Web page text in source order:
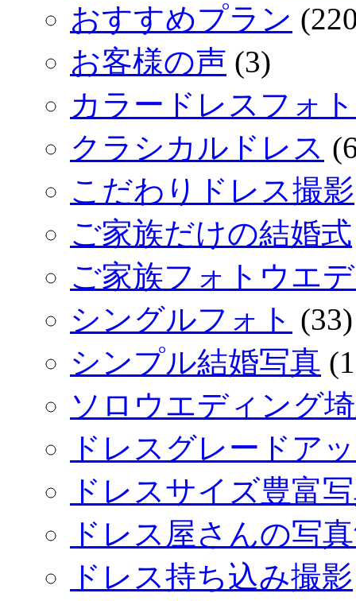
おすすめプラン
お客様の声 (3)
カラードレスフォ
クラシカルドレス
こだわりドレス撮影
ご家族だけの結婚式
ご家族フォトウエ
シングルフォト (33)
シンプル結婚写真
ソロウエディング
ドレスグレードア
ドレスサイズ豊富
ドレス屋さんの写
ドレス持ち込み撮影